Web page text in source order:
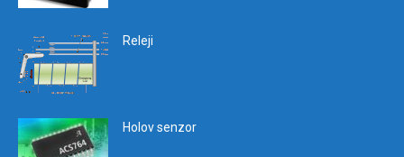
Releji
Holov senzor